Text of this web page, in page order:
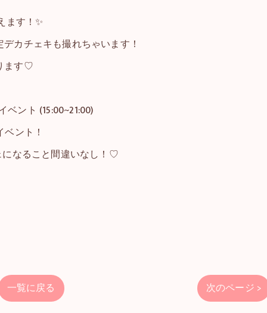
ます！✨
カチェキも撮れちゃいます！
ます♡
ント (15:00~21:00)
ント！
になること間違いなし！♡
一覧に戻る 次のページ >